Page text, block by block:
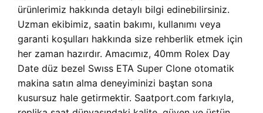
ürünlerimiz hakkında detaylı bilgi edinebilirsiniz.
Uzman ekibimiz, saatin bakımı, kullanımı veya
garanti koşulları hakkında size rehberlik etmek için
her zaman hazırdır. Amacımız, 40mm Rolex Day
Date düz bezel Swıss ETA Super Clone otomatik
makina satın alma deneyiminizi baştan sona
kusursuz hale getirmektir. Saatport.com farkıyla,